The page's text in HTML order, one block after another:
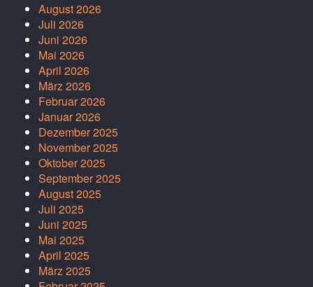
August 2026
Juli 2026
Juni 2026
Mai 2026
April 2026
März 2026
Februar 2026
Januar 2026
Dezember 2025
November 2025
Oktober 2025
September 2025
August 2025
Juli 2025
Juni 2025
Mai 2025
April 2025
März 2025